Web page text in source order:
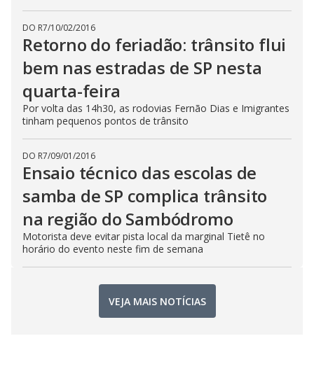
DO R7/10/02/2016
Retorno do feriadão: trânsito flui
bem nas estradas de SP nesta
quarta-feira
Por volta das 14h30, as rodovias Fernão Dias e Imigrantes
tinham pequenos pontos de trânsito
DO R7/09/01/2016
Ensaio técnico das escolas de
samba de SP complica trânsito
na região do Sambódromo
Motorista deve evitar pista local da marginal Tietê no
horário do evento neste fim de semana
VEJA MAIS NOTÍCIAS